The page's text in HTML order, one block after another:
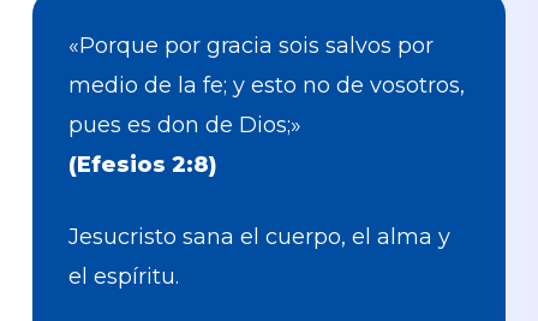
«Porque por gracia sois salvos por
medio de la fe; y esto no de vosotros,
pues es don de Dios;»
(Efesios 2:8)
Jesucristo sana el cuerpo, el alma y
el espíritu.